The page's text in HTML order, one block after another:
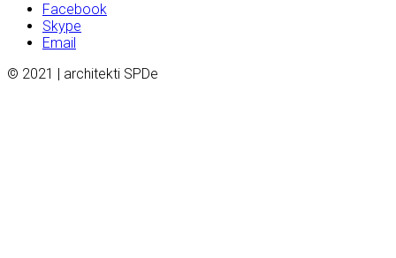
Facebook
Skype
Email
© 2021 | architekti SPDe